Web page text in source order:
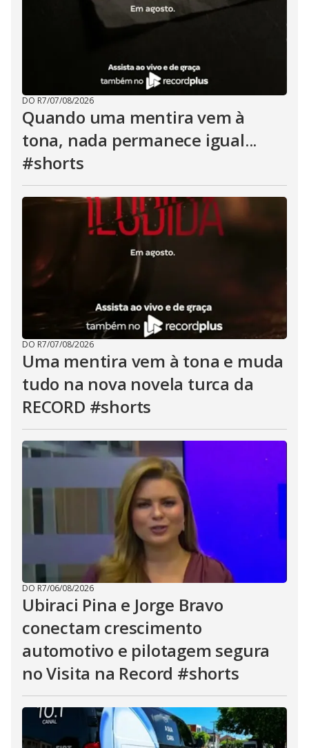
DO R7/07/08/2026
Quando uma mentira vem à
tona, nada permanece igual...
#shorts
DO R7/07/08/2026
Uma mentira vem à tona e muda
tudo na nova novela turca da
RECORD #shorts
DO R7/06/08/2026
Ubiraci Pina e Jorge Bravo
conectam crescimento
automotivo e pilotagem segura
no Visita na Record #shorts